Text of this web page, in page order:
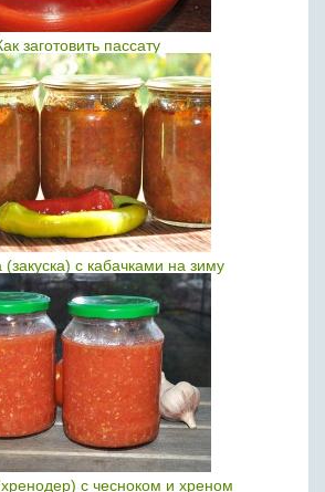
заготовить пассату
с кабачками на зиму
с чесноком и хреном